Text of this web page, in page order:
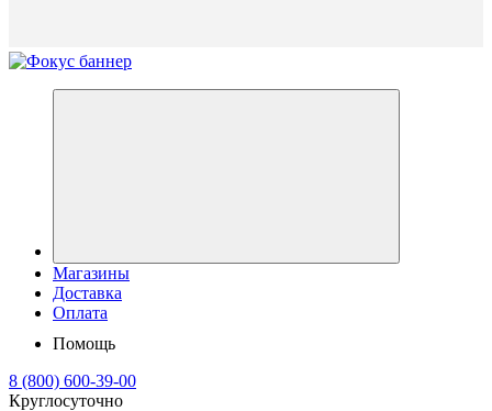
Магазины
Доставка
Оплата
Помощь
8 (800) 600-39-00
Круглосуточно